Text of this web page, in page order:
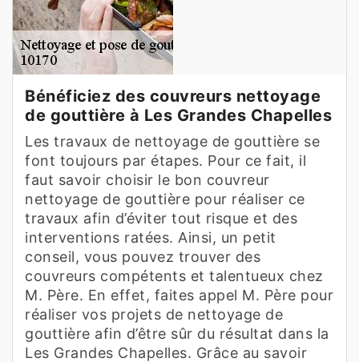
Bénéficiez des couvreurs nettoyage
de gouttière à Les Grandes Chapelles
Les travaux de nettoyage de gouttière se
font toujours par étapes. Pour ce fait, il
faut savoir choisir le bon couvreur
nettoyage de gouttière pour réaliser ce
travaux afin d’éviter tout risque et des
interventions ratées. Ainsi, un petit
conseil, vous pouvez trouver des
couvreurs compétents et talentueux chez
M. Père. En effet, faites appel M. Père pour
réaliser vos projets de nettoyage de
gouttière afin d’être sûr du résultat dans la
Les Grandes Chapelles. Grâce au savoir